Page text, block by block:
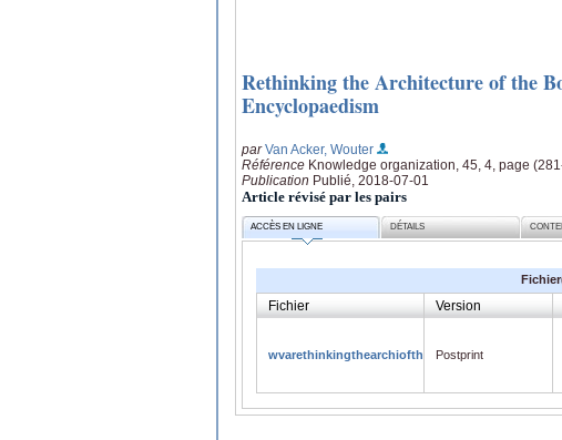
Rethinking the Architecture of the
Encyclopaedism
parVan Acker, Wouter
Référence Knowledge organization, 45, 4, page
Publication Publié, 2018-07-01
Article révisé par les pairs
ACCÈS EN LIGNE DÉTAILS
Fichier Version
wvarethinkingthearchiofthebook.pdf
Postprint